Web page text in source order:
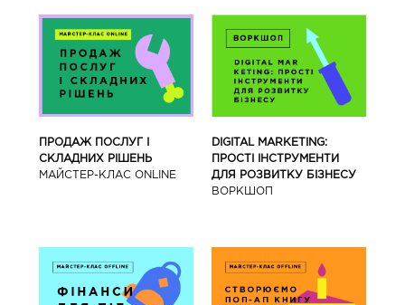
ПРОДАЖ ПОСЛУГ І
СКЛАДНИХ РІШЕНЬ
МАЙСТЕР-КЛАС ONLINE
DIGITAL MARKETING:
ПРОСТІ ІНСТРУМЕНТИ
ДЛЯ РОЗВИТКУ БІЗНЕСУ
ВОРКШОП